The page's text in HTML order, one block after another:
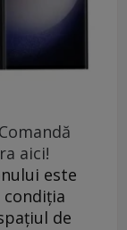
aici!
este
condiția
de